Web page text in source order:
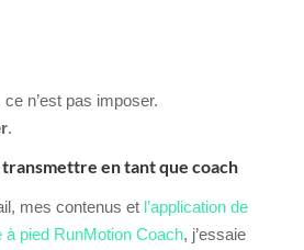
n’est pas imposer.
.
transmettre en tant que coach
mes contenus et l’application de
pied RunMotion Coach, j’essaie